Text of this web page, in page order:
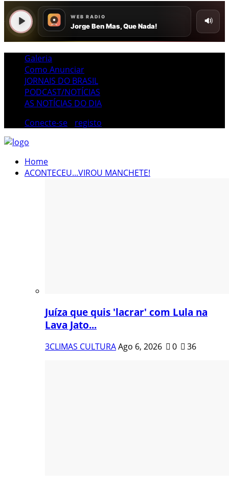
Galeria
Como Anunciar
JORNAIS DO BRASIL
PODCAST/NOTÍCIAS
AS NOTÍCIAS DO DIA
Conecte-se
registo
Home
ACONTECEU...VIROU MANCHETE!
Juíza que quis 'lacrar' com Lula na
Lava Jato...
3CLIMAS CULTURAAgo 6, 2026 0 36